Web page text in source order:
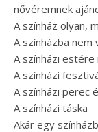
nővéremnek
A színház olyan,
A színházba nem
A színházi
A színházi
A színházi perec
A színházi táska
Akár egy